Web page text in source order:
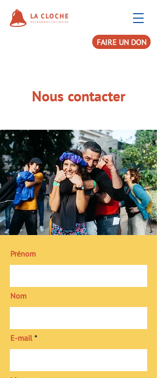
FAIRE UN DON
Nous contacter
Prénom
Nom
E-mail